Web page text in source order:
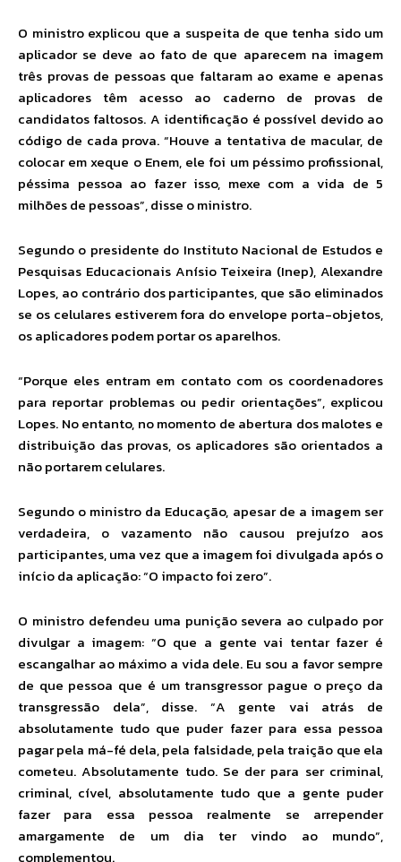
O ministro explicou que a suspeita de que tenha sido um
aplicador se deve ao fato de que aparecem na imagem
três provas de pessoas que faltaram ao exame e apenas
aplicadores têm acesso ao caderno de provas de
candidatos faltosos. A identificação é possível devido ao
código de cada prova. “Houve a tentativa de macular, de
colocar em xeque o Enem, ele foi um péssimo profissional,
péssima pessoa ao fazer isso, mexe com a vida de 5
milhões de pessoas”, disse o ministro.
Segundo o presidente do Instituto Nacional de Estudos e
Pesquisas Educacionais Anísio Teixeira (Inep), Alexandre
Lopes, ao contrário dos participantes, que são eliminados
se os celulares estiverem fora do envelope porta-objetos,
os aplicadores podem portar os aparelhos.
“Porque eles entram em contato com os coordenadores
para reportar problemas ou pedir orientações”, explicou
Lopes. No entanto, no momento de abertura dos malotes e
distribuição das provas, os aplicadores são orientados a
não portarem celulares.
Segundo o ministro da Educação, apesar de a imagem ser
verdadeira, o vazamento não causou prejuízo aos
participantes, uma vez que a imagem foi divulgada após o
início da aplicação: “O impacto foi zero”.
O ministro defendeu uma punição severa ao culpado por
divulgar a imagem: “O que a gente vai tentar fazer é
escangalhar ao máximo a vida dele. Eu sou a favor sempre
de que pessoa que é um transgressor pague o preço da
transgressão dela”, disse. “A gente vai atrás de
absolutamente tudo que puder fazer para essa pessoa
pagar pela má-fé dela, pela falsidade, pela traição que ela
cometeu. Absolutamente tudo. Se der para ser criminal,
criminal, cível, absolutamente tudo que a gente puder
fazer para essa pessoa realmente se arrepender
amargamente de um dia ter vindo ao mundo”,
complementou.